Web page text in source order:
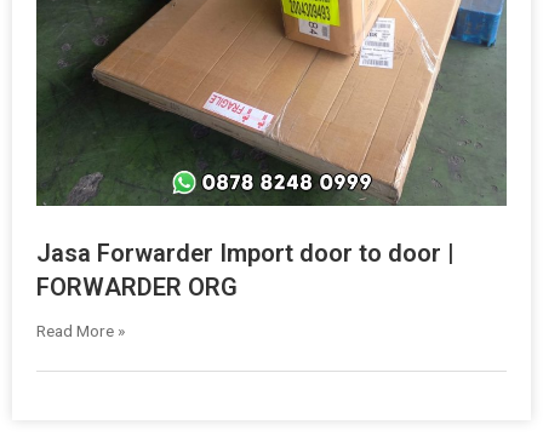
Jasa Forwarder Import door to door |
FORWARDER ORG
Read More »